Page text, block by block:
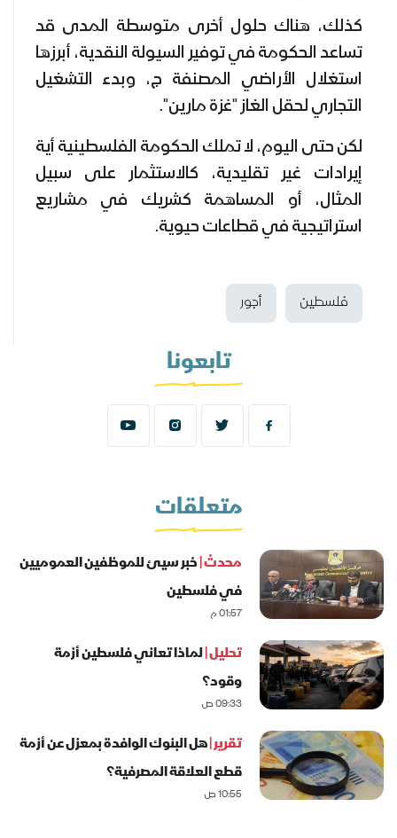
كذلك، هناك حلول أخرى متوسطة المدى قد
تساعد الحكومة في توفير السيولة النقدية، أبرزها
استغلال الأراضي المصنفة ج، وبدء التشغيل
التجاري لحقل الغاز "غزة مارين".
لكن حتى اليوم، لا تملك الحكومة الفلسطينية أية
إيرادات غير تقليدية، كالاستثمار على سبيل
المثال، أو المساهمة كشريك في مشاريع
استراتيجية في قطاعات حيوية.
فلسطين أجور
تابعونا
متعلقات
محدث |خبر سيئ للموظفين العموميين
في فلسطين
01:57 م
تحليل |لماذا تعاني فلسطين أزمة
وقود؟
09:33 ص
تقرير |هل البنوك الوافدة بمعزل عن أزمة
قطع العلاقة المصرفية؟
10:55 ص